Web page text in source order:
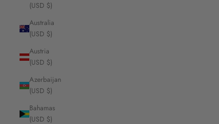
(USD $)
Australia
(USD $)
Austria
(USD $)
Azerbaijan
(USD $)
Bahamas
(USD $)